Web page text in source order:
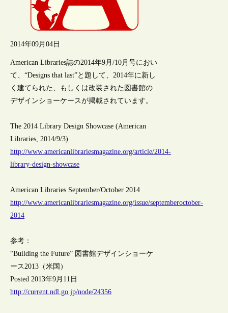
2014年09月04日
American Libraries誌の2014年9月/10月号におい
て、“Designs that last”と題して、2014年に新し
く建てられた、もしくは改装された図書館の
デザインショーケースが掲載されています。
The 2014 Library Design Showcase (American
Libraries, 2014/9/3)
http://www.americanlibrariesmagazine.org/article/2014-
library-design-showcase
American Libraries September/October 2014
http://www.americanlibrariesmagazine.org/issue/septemberoctober-
2014
参考：
“Building the Future” 図書館デザインショーケ
ース2013（米国）
Posted 2013年9月11日
http://current.ndl.go.jp/node/24356